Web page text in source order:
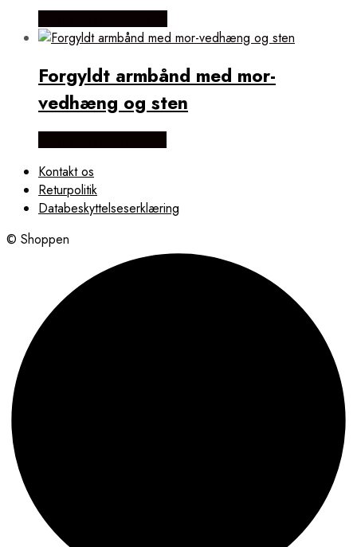
Forgyldt armbånd med mor-
vedhæng og sten
Kontakt os
Returpolitik
Databeskyttelseserklæring
© Shoppen